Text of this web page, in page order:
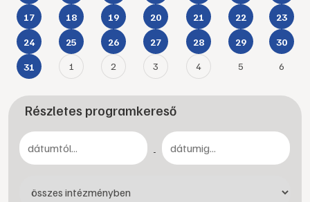
17 18 19 20 21 22 23
24 25 26 27 28 29 30
31 1 2 3 4 5 6
Részletes programkereső
-